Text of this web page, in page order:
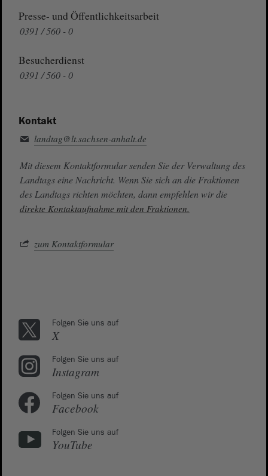
Presse- und Öffentlichkeitsarbeit
0391 / 560 - 0
Besucherdienst
0391 / 560 - 0
Kontakt
landtag@lt.sachsen-anhalt.de
Mit diesem Kontaktformular senden Sie der Verwaltung des
Landtags eine Nachricht. Wenn Sie sich an die Fraktionen
des Landtags richten möchten, dann empfehlen wir die
direkte Kontaktaufnahme mit den Fraktionen.
zum Kontaktformular
Folgen Sie uns auf
X
Folgen Sie uns auf
Instagram
Folgen Sie uns auf
Facebook
Folgen Sie uns auf
YouTube